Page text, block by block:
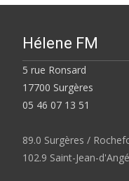
Hélene FM
5 rue Ronsard
17700 Surgères
05 46 07 13 51
89.0 Surgères /
102.9 Saint-Jean-